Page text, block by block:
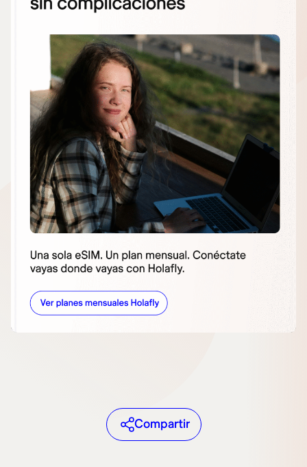
Compartir